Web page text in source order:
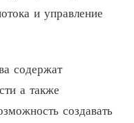
и управление
содержат
а также
создавать